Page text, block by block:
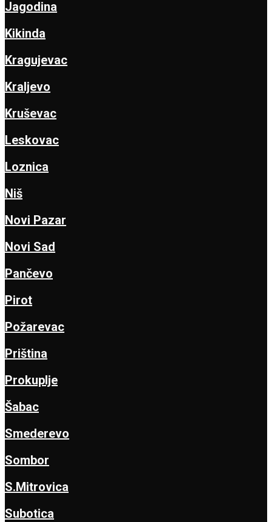
Jagodina
Kikinda
Kragujevac
Kraljevo
Kruševac
Leskovac
Loznica
Niš
Novi Pazar
Novi Sad
Pančevo
Pirot
Požarevac
Priština
Prokuplje
Šabac
Smederevo
Sombor
S.Mitrovica
Subotica